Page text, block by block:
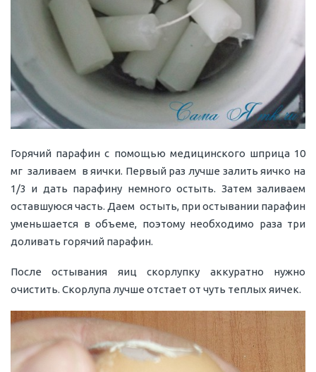
Горячий парафин с помощью медицинского шприца 10
мг заливаем в яички. Первый раз лучше залить яичко на
1/3 и дать парафину немного остыть. Затем заливаем
оставшуюся часть. Даем остыть, при остывании парафин
уменьшается в объеме, поэтому необходимо раза три
доливать горячий парафин.
После остывания яиц скорлупку аккуратно нужно
очистить. Скорлупа лучше отстает от чуть теплых яичек.